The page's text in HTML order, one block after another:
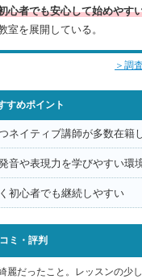
心者でも安心して始めやす
室を展開している。
＞調
すめポイント
ネイティブ講師が多数在籍
音や表現力を学びやすい環
初心者でも継続しやすい
ミ・評判
麗だったこと。レッスンの少し